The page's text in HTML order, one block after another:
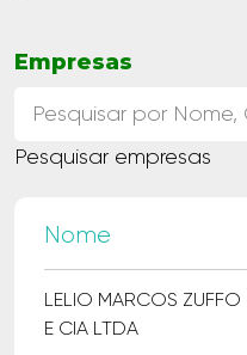
Empresas
Pesquisar empresas
Nome
LELIO MARCOS ZUFFO
E CIA LTDA